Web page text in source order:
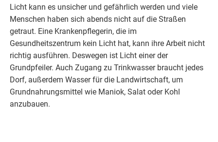
Licht kann es unsicher und gefährlich werden und viele
Menschen haben sich abends nicht auf die Straßen
getraut. Eine Krankenpflegerin, die im
Gesundheitszentrum kein Licht hat, kann ihre Arbeit nicht
richtig ausführen. Deswegen ist Licht einer der
Grundpfeiler. Auch Zugang zu Trinkwasser braucht jedes
Dorf, außerdem Wasser für die Landwirtschaft, um
Grundnahrungsmittel wie Maniok, Salat oder Kohl
anzubauen.